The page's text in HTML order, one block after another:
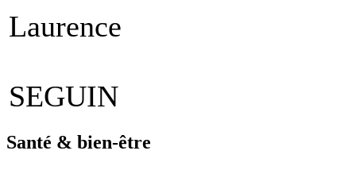
Laurence
SEGUIN
Santé & bien-être